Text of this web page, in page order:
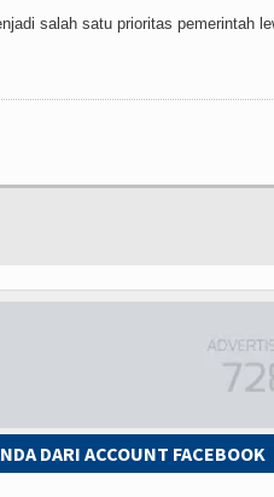
salah satu prioritas pemerintah
DARI ACCOUNT FACEBOOK